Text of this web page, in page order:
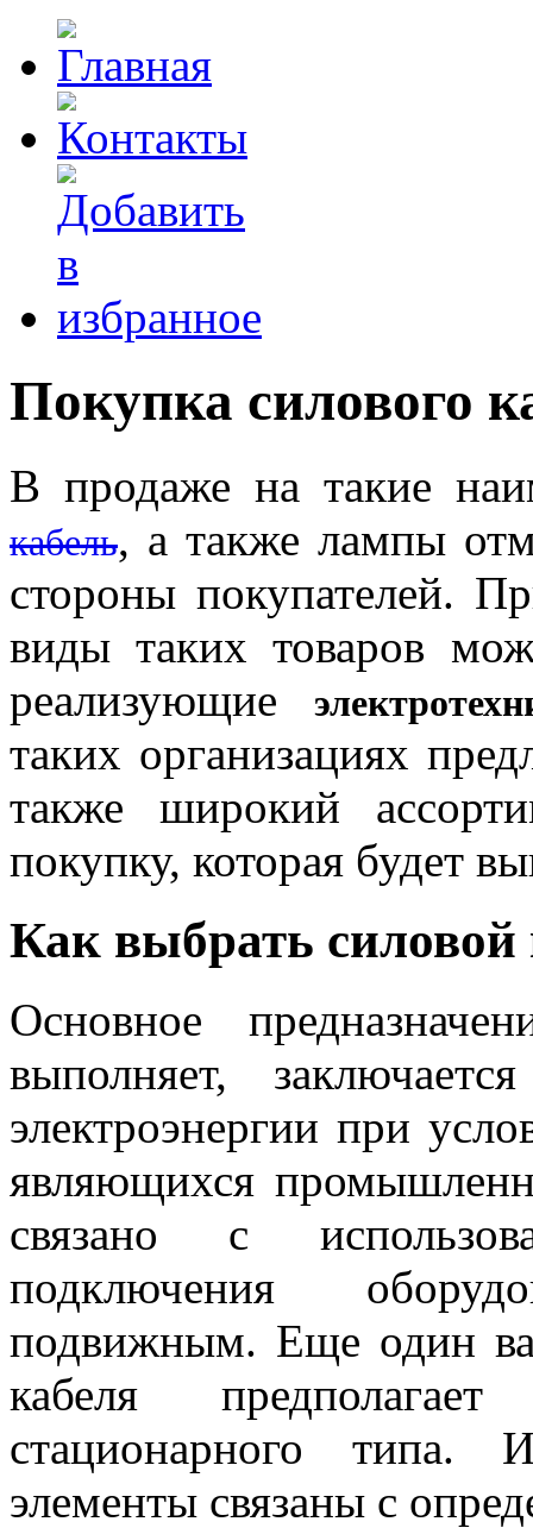
Покупка силового
В продаже на такие
кабель, а также лампы
стороны покупателей.
виды таких товаров
реализующие
таких организациях
также широкий
покупку, которая будет
Как выбрать силовой
Основное
выполняет,
электроэнергии при
являющихся
связано с
подключения
подвижным. Еще один
кабеля
стационарного типа.
элементы связаны с